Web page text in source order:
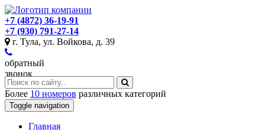
+7 (4872) 36-19-91
+7 (930) 791-27-14
г. Тула, ул. Войкова, д. 39
обратный
звонок
Более 10 номеров различных категорий
Toggle navigation
Главная